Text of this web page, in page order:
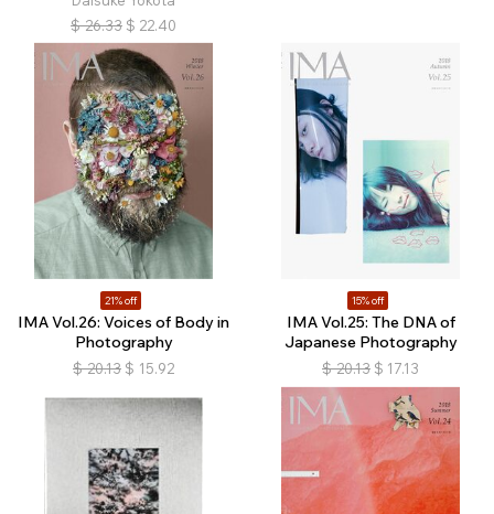
$ 26.33 $ 22.40
21% off
IMA Vol.26: Voices of Body in
Photography
$ 20.13 $ 15.92
15% off
IMA Vol.25: The DNA of
Japanese Photography
$ 20.13 $ 17.13